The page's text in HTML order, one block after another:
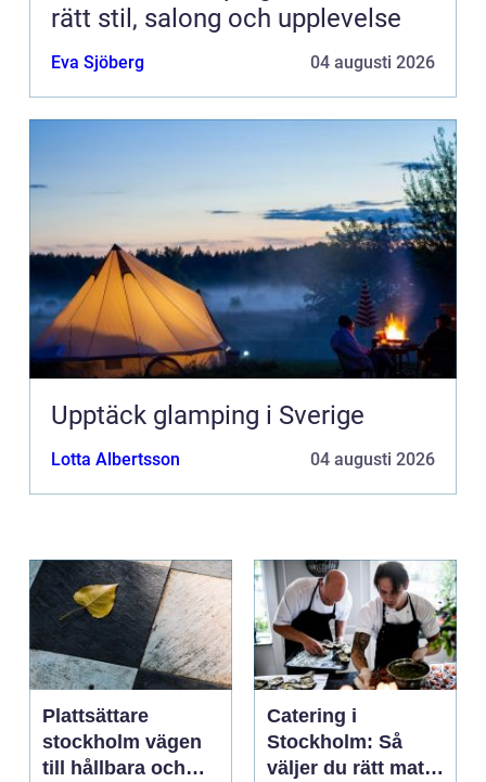
rätt stil, salong och upplevelse
Eva Sjöberg 04 augusti 2026
Upptäck glamping i Sverige
Lotta Albertsson 04 augusti 2026
Plattsättare
stockholm vägen
till hållbara och
Catering i
Stockholm: Så
väljer du rätt mat